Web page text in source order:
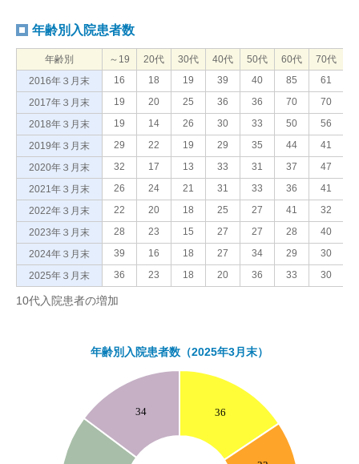
年齢別入院患者数
年齢別 ～19 20代 30代 40代 50代 60代 70代
2016年３月末
16 18 19 39 40 85 61
2017年３月末
19 20 25 36 36 70 70
2018年３月末
19 14 26 30 33 50 56
2019年３月末
29 22 19 29 35 44 41
2020年３月末
32 17 13 33 31 37 47
2021年３月末
26 24 21 31 33 36 41
2022年３月末
22 20 18 25 27 41 32
2023年３月末
28 23 15 27 27 28 40
2024年３月末
39 16 18 27 34 29 30
2025年３月末
36 23 18 20 36 33 30
10代入院患者の増加
年齢別入院患者数（2025年3月末）